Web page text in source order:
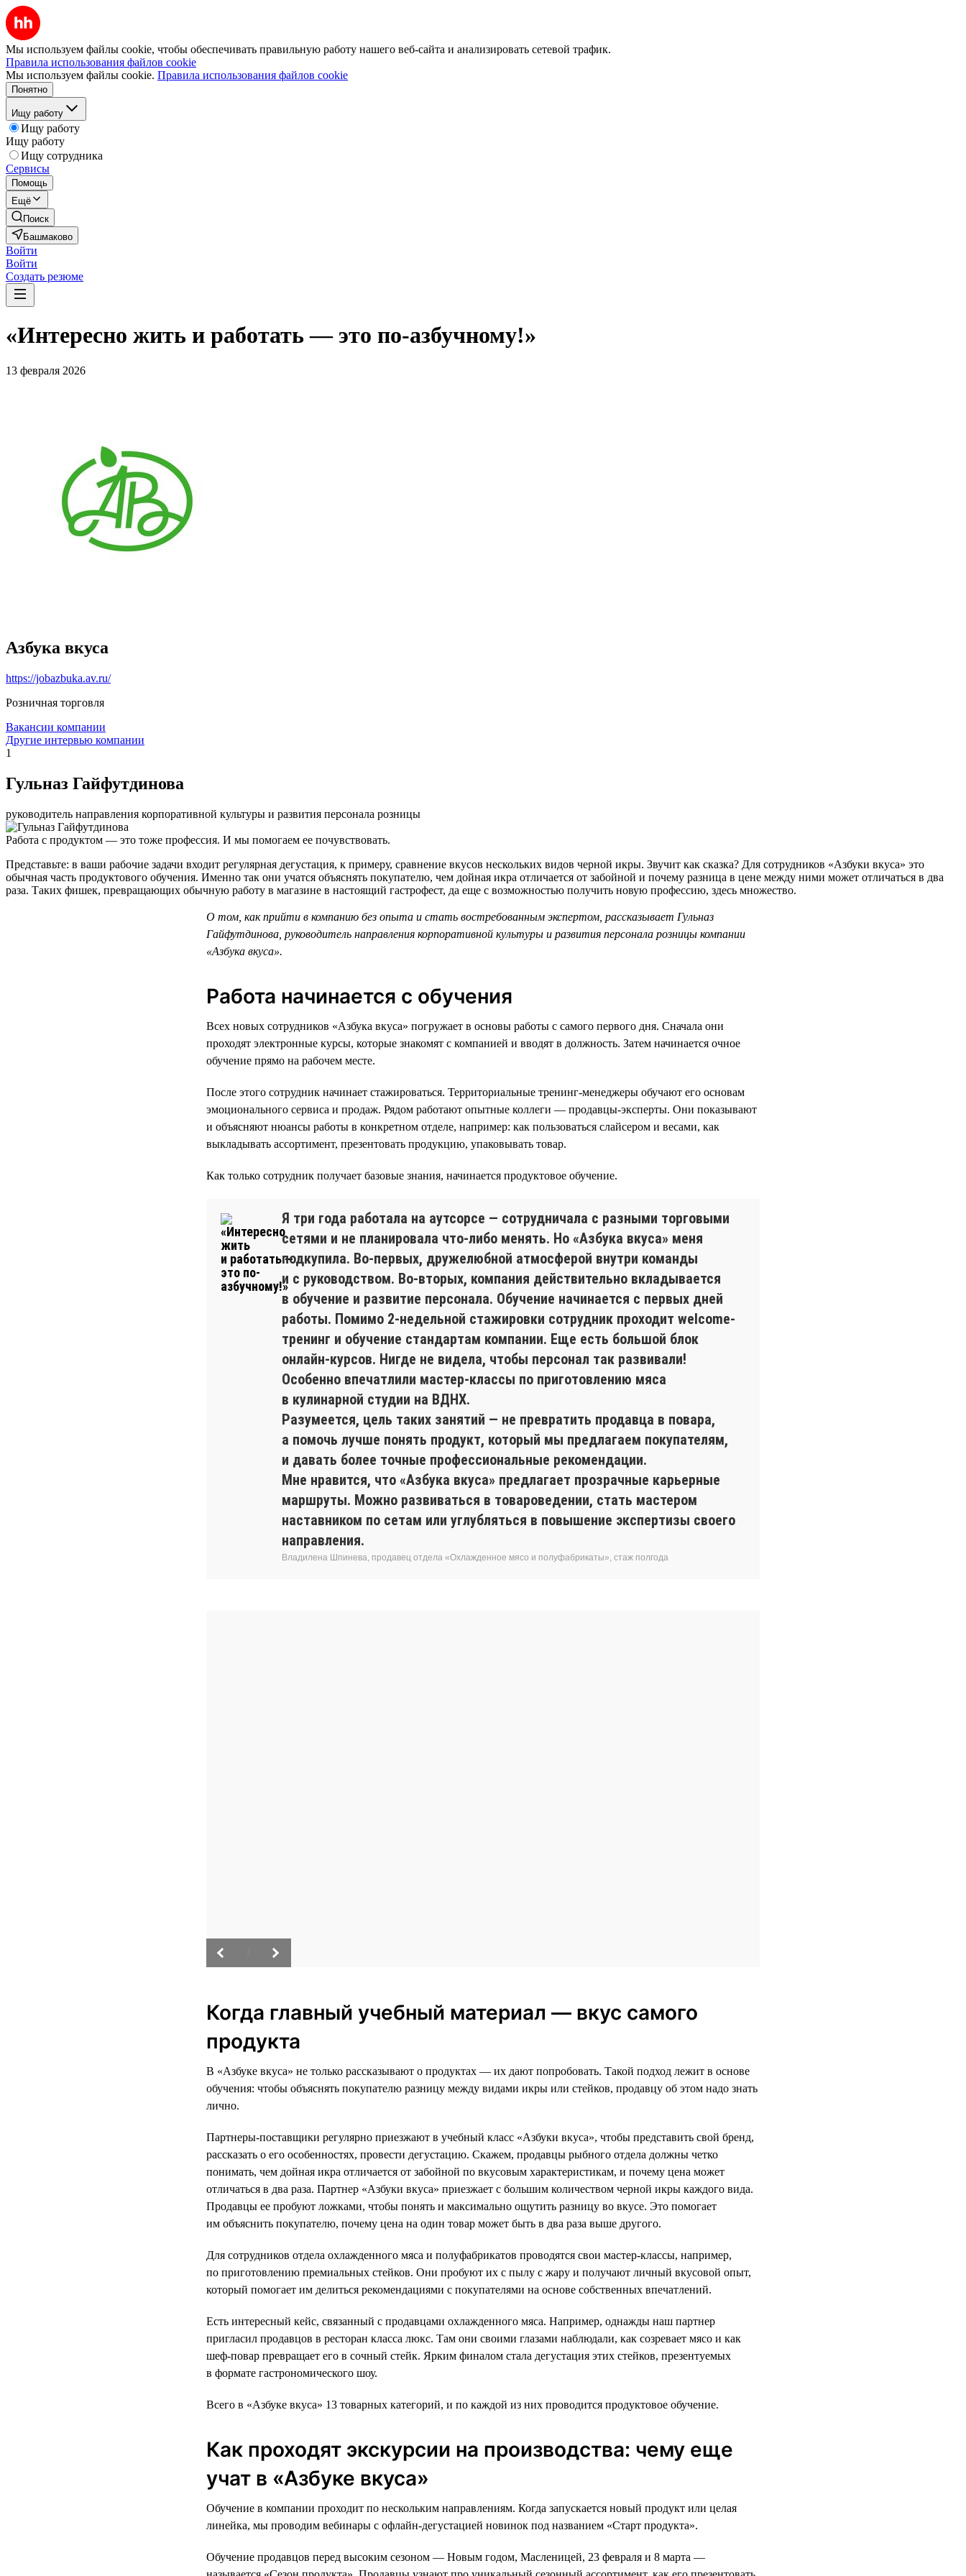
Мы используем файлы cookie, чтобы обеспечивать правильную работу нашего веб-сайта и анализировать сетевой трафик.
Правила использования файлов cookie
Мы используем файлы cookie. Правила использования файлов cookie
Понятно
Ищу работу
Ищу работу
Ищу работу
Ищу сотрудника
Сервисы
Помощь
Ещё
Поиск
Башмаково
Войти
Войти
Создать резюме
«Интересно жить и работать — это по-азбучному!»
13 февраля 2026
Азбука вкуса
https://jobazbuka.av.ru/
Розничная торговля
Вакансии компании
Другие интервью компании
1
Гульназ Гайфутдинова
руководитель направления корпоративной культуры и развития персонала розницы
Работа с продуктом — это тоже профессия. И мы помогаем ее почувствовать.
Представьте: в ваши рабочие задачи входит регулярная дегустация, к примеру, сравнение вкусов нескольких видов черной икры. Звучит как сказка? Для сотрудников «Азбуки вкуса» это
обычная часть продуктового обучения. Именно так они учатся объяснять покупателю, чем дойная икра отличается от забойной и почему разница в цене между ними может отличаться в два
раза. Таких фишек, превращающих обычную работу в магазине в настоящий гастрофест, да еще с возможностью получить новую профессию, здесь множество.
О том, как прийти в компанию без опыта и стать востребованным экспертом, рассказывает Гульназ
Гайфутдинова, руководитель направления корпоративной культуры и развития персонала розницы компании
«Азбука вкуса».
Работа начинается с обучения
Всех новых сотрудников «Азбука вкуса» погружает в основы работы с самого первого дня. Сначала они
проходят электронные курсы, которые знакомят с компанией и вводят в должность. Затем начинается очное
обучение прямо на рабочем месте.
После этого сотрудник начинает стажироваться. Территориальные тренинг-менеджеры обучают его основам
эмоционального сервиса и продаж. Рядом работают опытные коллеги — продавцы-эксперты. Они показывают
и объясняют нюансы работы в конкретном отделе, например: как пользоваться слайсером и весами, как
выкладывать ассортимент, презентовать продукцию, упаковывать товар.
Как только сотрудник получает базовые знания, начинается продуктовое обучение.
Я три года работала на аутсорсе — сотрудничала с разными торговыми
сетями и не планировала что-либо менять. Но «Азбука вкуса» меня
подкупила. Во-первых, дружелюбной атмосферой внутри команды
и с руководством. Во-вторых, компания действительно вкладывается
в обучение и развитие персонала. Обучение начинается с первых дней
работы. Помимо 2-недельной стажировки сотрудник проходит welcome-
тренинг и обучение стандартам компании. Еще есть большой блок
онлайн-курсов. Нигде не видела, чтобы персонал так развивали!
Особенно впечатлили мастер-классы по приготовлению мяса
в кулинарной студии на ВДНХ.
Разумеется, цель таких занятий — не превратить продавца в повара,
а помочь лучше понять продукт, который мы предлагаем покупателям,
и давать более точные профессиональные рекомендации.
Мне нравится, что «Азбука вкуса» предлагает прозрачные карьерные
маршруты. Можно развиваться в товароведении, стать мастером
наставником по сетам или углубляться в повышение экспертизы своего
направления.
Владилена Шпинева, продавец отдела «Охлажденное мясо и полуфабрикаты», стаж полгода
Когда главный учебный материал — вкус самого
продукта
В «Азбуке вкуса» не только рассказывают о продуктах — их дают попробовать. Такой подход лежит в основе
обучения: чтобы объяснять покупателю разницу между видами икры или стейков, продавцу об этом надо знать
лично.
Партнеры-поставщики регулярно приезжают в учебный класс «Азбуки вкуса», чтобы представить свой бренд,
рассказать о его особенностях, провести дегустацию. Скажем, продавцы рыбного отдела должны четко
понимать, чем дойная икра отличается от забойной по вкусовым характеристикам, и почему цена может
отличаться в два раза. Партнер «Азбуки вкуса» приезжает с большим количеством черной икры каждого вида.
Продавцы ее пробуют ложками, чтобы понять и максимально ощутить разницу во вкусе. Это помогает
им объяснить покупателю, почему цена на один товар может быть в два раза выше другого.
Для сотрудников отдела охлажденного мяса и полуфабрикатов проводятся свои мастер-классы, например,
по приготовлению премиальных стейков. Они пробуют их с пылу с жару и получают личный вкусовой опыт,
который помогает им делиться рекомендациями с покупателями на основе собственных впечатлений.
Есть интересный кейс, связанный с продавцами охлажденного мяса. Например, однажды наш партнер
пригласил продавцов в ресторан класса люкс. Там они своими глазами наблюдали, как созревает мясо и как
шеф-повар превращает его в сочный стейк. Ярким финалом стала дегустация этих стейков, презентуемых
в формате гастрономического шоу.
Всего в «Азбуке вкуса» 13 товарных категорий, и по каждой из них проводится продуктовое обучение.
Как проходят экскурсии на производства: чему еще
учат в «Азбуке вкуса»
Обучение в компании проходит по нескольким направлениям. Когда запускается новый продукт или целая
линейка, мы проводим вебинары с офлайн-дегустацией новинок под названием «Старт продукта».
Обучение продавцов перед высоким сезоном — Новым годом, Масленицей, 23 февраля и 8 марта —